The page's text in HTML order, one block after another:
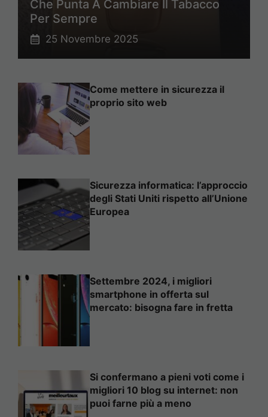
Che Punta A Cambiare Il Tabacco
Per Sempre
25 Novembre 2025
Come mettere in sicurezza il
proprio sito web
Sicurezza informatica: l’approccio
degli Stati Uniti rispetto all’Unione
Europea
Settembre 2024, i migliori
smartphone in offerta sul
mercato: bisogna fare in fretta
Si confermano a pieni voti come i
migliori 10 blog su internet: non
puoi farne più a meno